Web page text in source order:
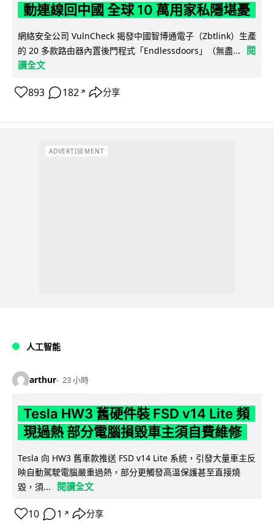
動連線回中國 全球 10 萬用家私隱堪憂
網絡安全公司 VulnCheck 揭發中國智博通電子（Zbtlink）生產
的 20 多款路由器內置後門程式「Endlessdoors」（無盡...
閱
讀全文
893 182 ↗ 分享
ADVERTISEMENT
人工智能
arthur 23 小時
Tesla HW3 舊硬件裝 FSD v14 Lite 頻
現過熱 部分電腦損毀車主須自費維修
Tesla 向 HW3 舊車款推送 FSD v14 Lite 系統，引發大量車主反
映自動駕駛電腦嚴重過熱，部分更觸發高溫保護甚至直接燒
毀，須...
閱讀全文
10 1 ↗ 分享